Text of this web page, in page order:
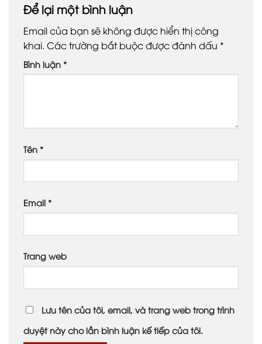
Để lại một bình luận
Email của bạn sẽ không được hiển thị công
khai. Các trường bắt buộc được đánh dấu *
Bình luận *
Tên *
Email *
Trang web
Lưu tên của tôi, email, và trang web trong trình
duyệt này cho lần bình luận kế tiếp của tôi.